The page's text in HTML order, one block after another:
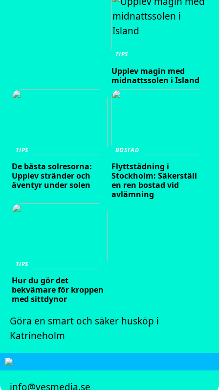
TIPS
Upplev magin med
midnattssolen i Island
TIPS
De bästa solresorna:
Upplev stränder och
äventyr under solen
BOSTAD
Flyttstädning i
Stockholm: Säkerställ
en ren bostad vid
avlämning
TIPS
Hur du gör det
bekvämare för kroppen
med sittdynor
Göra en smart och säker husköp i
Katrineholm
info@yesmedia.se